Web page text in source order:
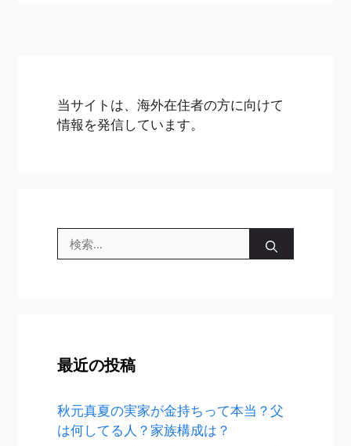
当サイトは、海外在住者の方に向けて
情報を発信しています。
検
索:
最近の投稿
秋元真夏の実家が金持ちって本当？父
は何してる人？家族構成は？